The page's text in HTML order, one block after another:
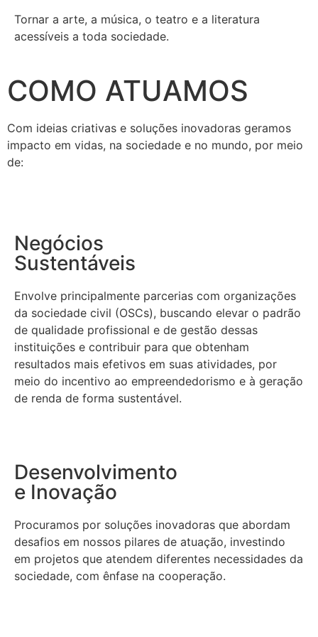
Tornar a arte, a música, o teatro e a literatura
acessíveis a toda sociedade.
COMO ATUAMOS
Com ideias criativas e soluções inovadoras geramos
impacto em vidas, na sociedade e no mundo, por meio
de:
Negócios
Sustentáveis
Envolve principalmente parcerias com organizações
da sociedade civil (OSCs), buscando elevar o padrão
de qualidade profissional e de gestão dessas
instituições e contribuir para que obtenham
resultados mais efetivos em suas atividades, por
meio do incentivo ao empreendedorismo e à geração
de renda de forma sustentável.
Desenvolvimento
e Inovação
Procuramos por soluções inovadoras que abordam
desafios em nossos pilares de atuação, investindo
em projetos que atendem diferentes necessidades da
sociedade, com ênfase na cooperação.